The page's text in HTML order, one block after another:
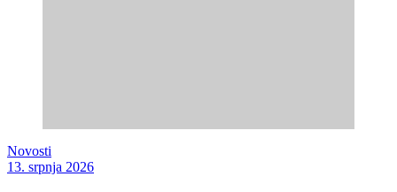
Novosti
13. srpnja 2026